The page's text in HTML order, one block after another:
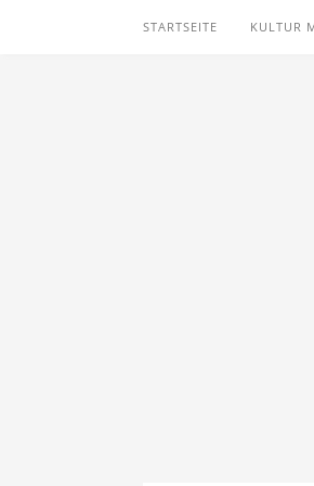
STARTSEITE KULTUR